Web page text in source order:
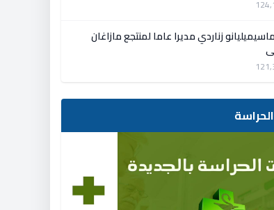
زناردي مديرا عاما لمنتجع مازاغان